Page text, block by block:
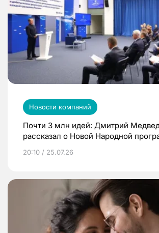
Новости компаний
Почти 3 млн идей: Дмитрий
рассказал о Новой Народной
20:10 / 25.07.26